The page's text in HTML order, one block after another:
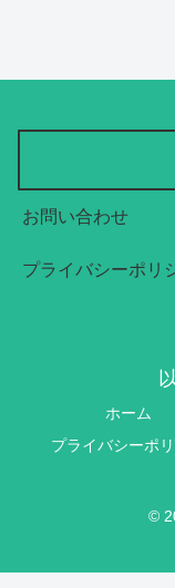
お問い合わせ
プライバシーポリ
ホーム
プライバシーポ
©